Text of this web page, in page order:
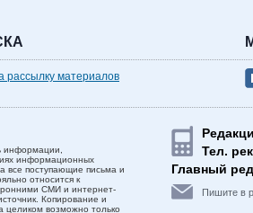
рассылку материалов
информации,
информационных
все поступающие письма и
относится к
СМИ и интернет-
Копирование и
целиком возможно только
Тел.
Главный
Пишите в